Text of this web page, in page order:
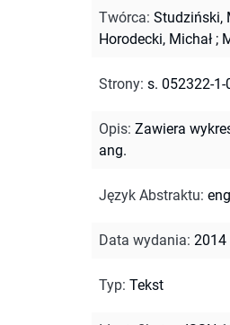
Twórca: Studziński,
Horodecki, Michał ;
Strony: s. 052322-1-
Opis: Zawiera
ang.
Język Abstraktu: eng
Data wydania: 2014
Typ: Tekst